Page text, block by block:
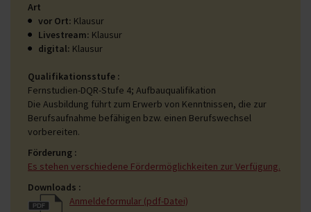
Art
vor Ort: Klausur
Livestream: Klausur
digital: Klausur
Qualifikationsstufe
Fernstudien-DQR-Stufe 4; Aufbauqualifikation
Die Ausbildung führt zum Erwerb von Kenntnissen, die zur
Berufsaufnahme befähigen bzw. einen Berufswechsel
vorbereiten.
Förderung
Es stehen verschiedene Fördermöglichkeiten zur Verfügung.
Downloads
Anmeldeformular (pdf-Datei)